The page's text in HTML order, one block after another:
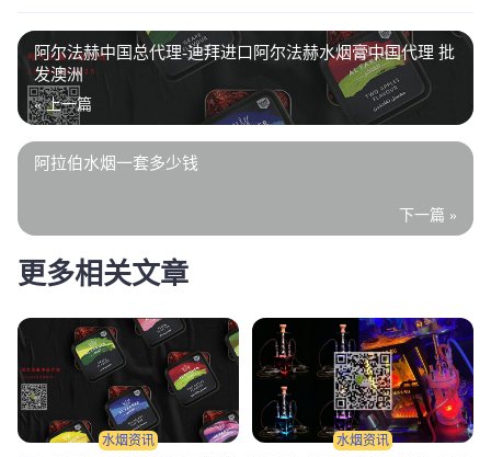
阿尔法赫中国总代理-迪拜进口阿尔法赫水烟膏中国代理 批
发澳洲
« 上一篇
阿拉伯水烟一套多少钱
下一篇 »
更多相关文章
水烟资讯 水烟资讯